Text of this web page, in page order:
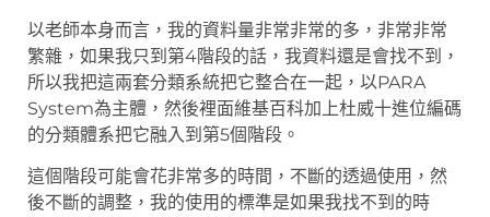
以老師本身而言，我的資料量非常非常的多，非常非常
繁雜，如果我只到第4階段的話，我資料還是會找不到，
所以我把這兩套分類系統把它整合在一起，以PARA
System為主體，然後裡面維基百科加上杜威十進位編碼
的分類體系把它融入到第5個階段。
這個階段可能會花非常多的時間，不斷的透過使用，然
後不斷的調整，我的使用的標準是如果我找不到的時